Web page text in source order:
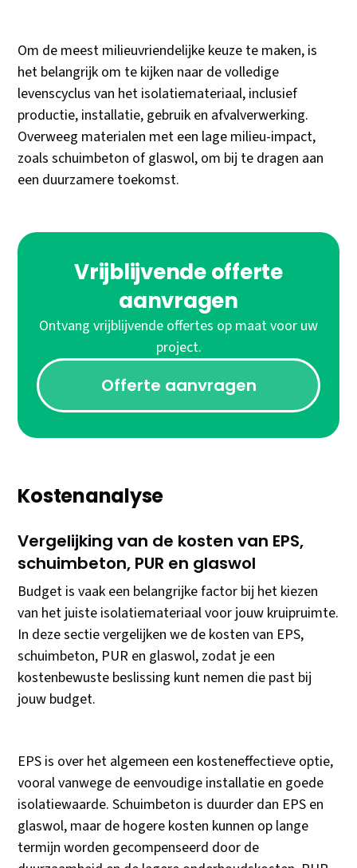
Om de meest milieuvriendelijke keuze te maken, is
het belangrijk om te kijken naar de volledige
levenscyclus van het isolatiemateriaal, inclusief
productie, installatie, gebruik en afvalverwerking.
Overweeg materialen met een lage milieu-impact,
zoals schuimbeton of glaswol, om bij te dragen aan
een duurzamere toekomst.
Vrijblijvende offerte
aanvragen
Ontvang vrijblijvende offertes op maat voor uw
project.
Offerte aanvragen
Kostenanalyse
Vergelijking van de kosten van EPS,
schuimbeton, PUR en glaswol
Budget is vaak een belangrijke factor bij het kiezen
van het juiste isolatiemateriaal voor jouw kruipruimte.
In deze sectie vergelijken we de kosten van EPS,
schuimbeton, PUR en glaswol, zodat je een
kostenbewuste beslissing kunt nemen die past bij
jouw budget.
EPS is over het algemeen een kosteneffectieve optie,
vooral vanwege de eenvoudige installatie en goede
isolatiewaarde. Schuimbeton is duurder dan EPS en
glaswol, maar de hogere kosten kunnen op lange
termijn worden gecompenseerd door de